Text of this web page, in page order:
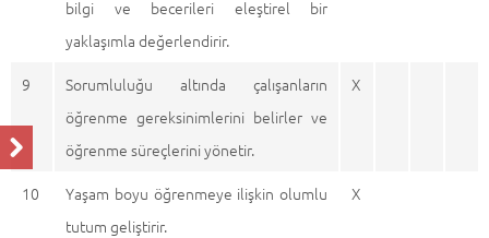
bilgi ve becerileri eleştirel bir
yaklaşımla değerlendirir.
9
Sorumluluğu altında çalışanların
öğrenme gereksinimlerini belirler ve
öğrenme süreçlerini yönetir.
X
10
Yaşam boyu öğrenmeye ilişkin olumlu
tutum geliştirir.
X